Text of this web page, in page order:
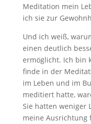
Meditation mein
ich sie zur
Und ich weiß,
einen deutlich
ermöglicht. Ich bin
finde in der
im Leben und im
meditiert hatte,
Sie hatten weniger
meine Ausrichtung